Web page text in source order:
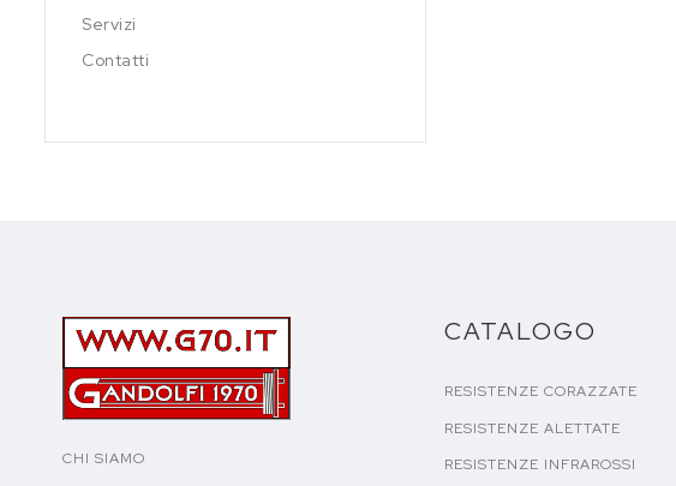
Servizi
Contatti
CHI SIAMO
CATALOGO
RESISTENZE CORAZZATE
RESISTENZE ALETTATE
RESISTENZE INFRAROSSI